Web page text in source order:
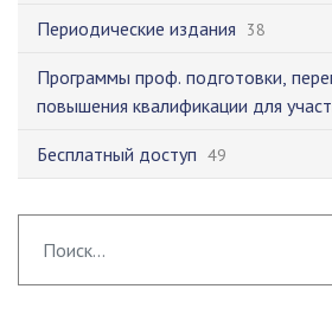
Периодические издания 38
Программы проф. подготовки,
повышения квалификации для
Бесплатный доступ 49